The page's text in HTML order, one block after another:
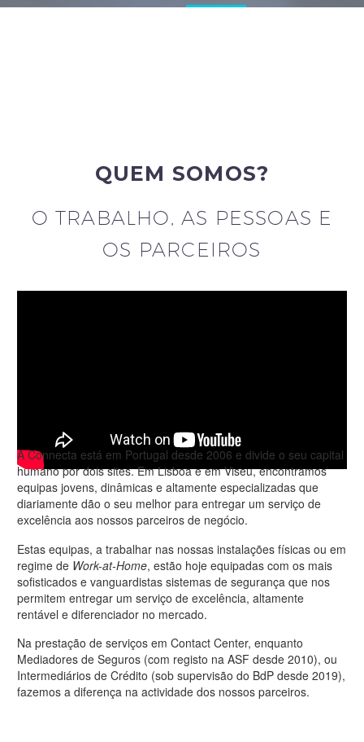
QUEM SOMOS?
O TRABALHO, AS PESSOAS E
OS PARCEIROS
A Connecta está em Portugal desde 2006 e divide o seu capital
humano por dois sites. Em Lisboa e em Viseu, encontramos
equipas jovens, dinâmicas e altamente especializadas que
diariamente dão o seu melhor para entregar um serviço de
excelência aos nossos parceiros de negócio.
Estas equipas, a trabalhar nas nossas instalações físicas ou em
regime de Work-at-Home, estão hoje equipadas com os mais
sofisticados e vanguardistas sistemas de segurança que nos
permitem entregar um serviço de excelência, altamente
rentável e diferenciador no mercado.
Na prestação de serviços em Contact Center, enquanto
Mediadores de Seguros (com registo na ASF desde 2010), ou
Intermediários de Crédito (sob supervisão do BdP desde 2019),
fazemos a diferença na actividade dos nossos parceiros.